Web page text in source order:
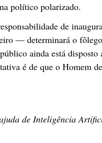
político polarizado.
de
— determinará o
ainda está
é de que o Homem
de Inteligência